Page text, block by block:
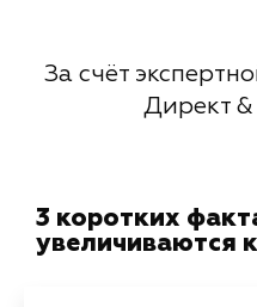
За счёт
Директ
3 коротких
увеличиваются